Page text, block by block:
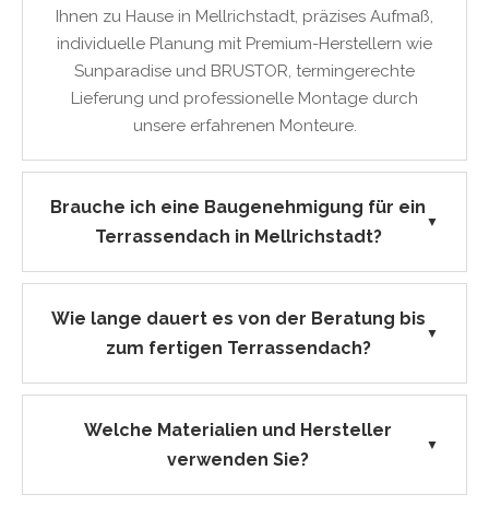
Ihnen zu Hause in Mellrichstadt, präzises Aufmaß,
individuelle Planung mit Premium-Herstellern wie
Sunparadise und BRUSTOR, termingerechte
Lieferung und professionelle Montage durch
unsere erfahrenen Monteure.
Brauche ich eine Baugenehmigung für ein
Terrassendach in Mellrichstadt?
▼
Wie lange dauert es von der Beratung bis
zum fertigen Terrassendach?
▼
Welche Materialien und Hersteller
verwenden Sie?
▼